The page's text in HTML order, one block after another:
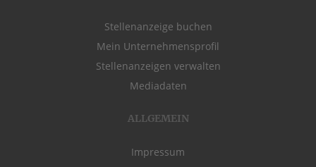
Stellenanzeige buchen
Mein Unternehmensprofil
Stellenanzeigen verwalten
Mediadaten
ALLGEMEIN
Impressum